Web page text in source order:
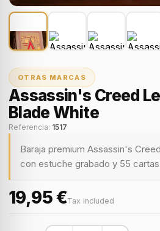
OTRAS MARCAS
Assassin's Creed
Blade White
Referencia: 1517
Baraja premium Assassin's
con estuche grabado y 55
19,95 €Tax included